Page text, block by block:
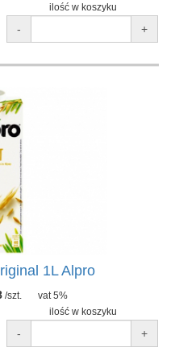
ilość w koszyku
- +
1L Alpro
/szt.
vat 5%
ilość w koszyku
- +